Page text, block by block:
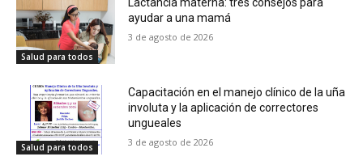
Salud para todos
ayudar a una mamá
3 de agosto de 2026
Salud para todos
Capacitación en el manejo clínico de la uña
involuta y la aplicación de correctores
ungueales
3 de agosto de 2026